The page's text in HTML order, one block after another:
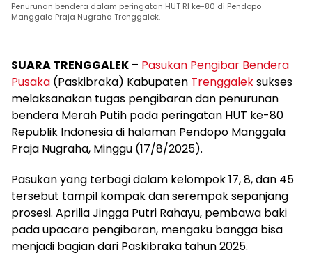
Penurunan bendera dalam peringatan HUT RI ke-80 di Pendopo
Manggala Praja Nugraha Trenggalek.
SUARA TRENGGALEK – Pasukan Pengibar Bendera
Pusaka (Paskibraka) Kabupaten Trenggaleksukses
melaksanakan tugas pengibaran dan penurunan
bendera Merah Putih pada peringatan HUT ke-80
Republik Indonesia di halaman Pendopo Manggala
Praja Nugraha, Minggu (17/8/2025).
Pasukan yang terbagi dalam kelompok 17, 8, dan 45
tersebut tampil kompak dan serempak sepanjang
prosesi. Aprilia Jingga Putri Rahayu, pembawa baki
pada upacara pengibaran, mengaku bangga bisa
menjadi bagian dari Paskibraka tahun 2025.